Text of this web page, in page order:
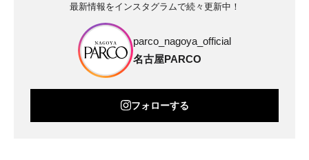
最新情報をインスタグラムで続々更新中！
parco_nagoya_official
名古屋PARCO
フォローする